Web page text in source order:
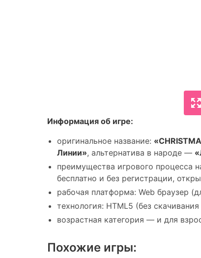
Информация об игре:
оригинальное название:
Линии», альтернатива в народе —
преимущества игрового процесса
бесплатно и без регистрации,
рабочая платформа: Web браузер
технология: HTML5 (без
возрастная категория — и для
Похожие игры: